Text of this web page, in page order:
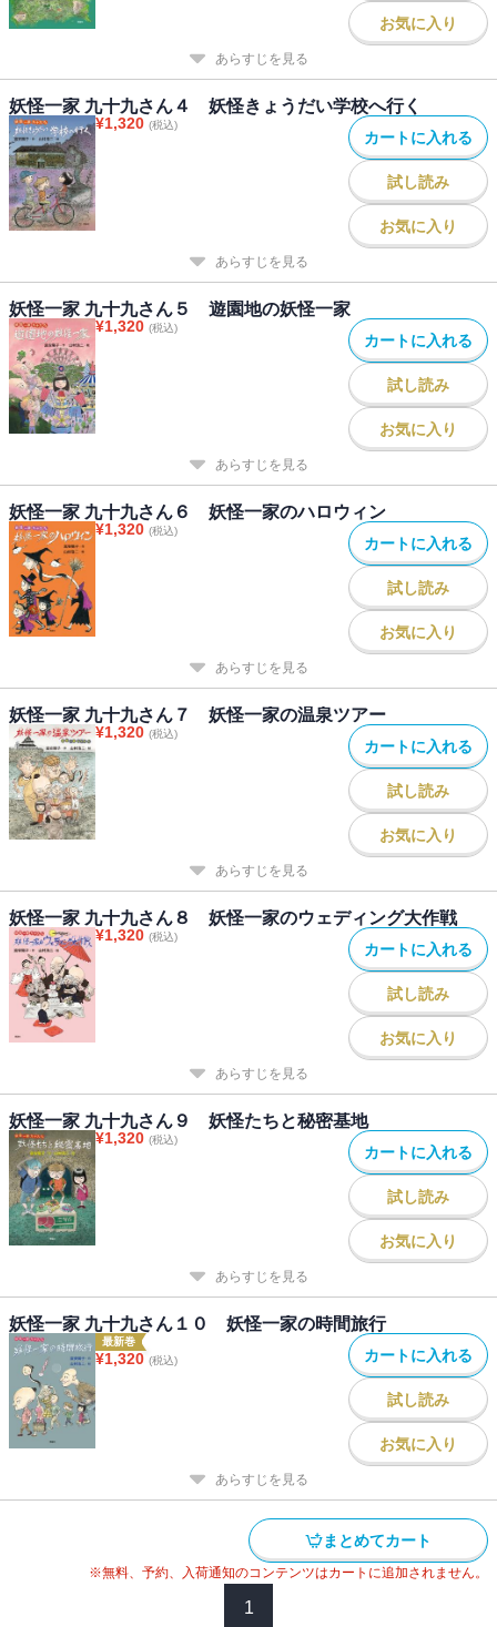
お気に入り
あらすじを見る
妖怪一家 九十九さん４ 妖怪きょうだい学校へ行く
¥1,320 (税込)
カートに入れる
試し読み
お気に入り
あらすじを見る
妖怪一家 九十九さん５ 遊園地の妖怪一家
¥1,320 (税込)
カートに入れる
試し読み
お気に入り
あらすじを見る
妖怪一家 九十九さん６ 妖怪一家のハロウィン
¥1,320 (税込)
カートに入れる
試し読み
お気に入り
あらすじを見る
妖怪一家 九十九さん７ 妖怪一家の温泉ツアー
¥1,320 (税込)
カートに入れる
試し読み
お気に入り
あらすじを見る
妖怪一家 九十九さん８ 妖怪一家のウェディング大作戦
¥1,320 (税込)
カートに入れる
試し読み
お気に入り
あらすじを見る
妖怪一家 九十九さん９ 妖怪たちと秘密基地
¥1,320 (税込)
カートに入れる
試し読み
お気に入り
あらすじを見る
妖怪一家 九十九さん１０ 妖怪一家の時間旅行
最新巻
¥1,320 (税込) カートに入れる
試し読み
お気に入り
あらすじを見る
まとめてカート
※無料、予約、入荷通知のコンテンツはカートに追加されません。
1